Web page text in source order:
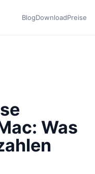
BlogDownloadPreise
Was